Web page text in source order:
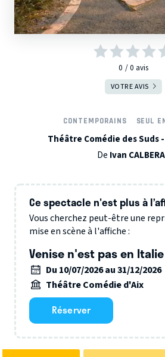
0 0 avis
VOTRE AVIS
CONTEMPORAINS SEUL
Théâtre Comédie des Suds
De Ivan
Ce spectacle n'est plus à
Vous cherchez peut-être une
mise en scène à l'affiche :
Venise n'est pas en Italie
Du 10/07/2026 au 31/12/2026
Théâtre Comédie d'Aix
Réserver